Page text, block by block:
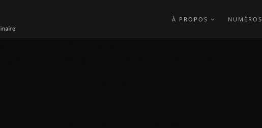
À PROPOS NUMÉROS